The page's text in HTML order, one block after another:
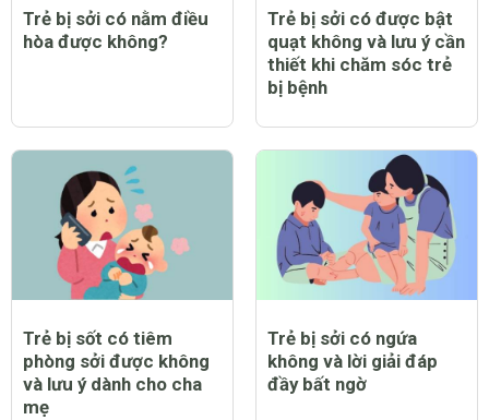
Trẻ bị sởi có nằm điều
hòa được không?
Trẻ bị sởi có được bật
quạt không và lưu ý cần
thiết khi chăm sóc trẻ
bị bệnh
Trẻ bị sốt có tiêm
phòng sởi được không
và lưu ý dành cho cha
mẹ
Trẻ bị sởi có ngứa
không và lời giải đáp
đầy bất ngờ